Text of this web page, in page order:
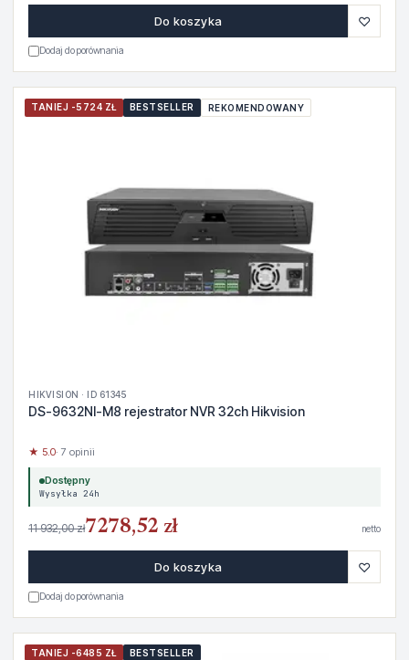
Do koszyka ♡
Dodaj do porównania
TANIEJ -5724 ZŁ BESTSELLER REKOMENDOWANY
HIKVISION · ID 61345
DS-9632NI-M8 rejestrator NVR 32ch Hikvision
★ 5.0· 7 opinii
Dostępny
Wysyłka 24h
11 932,00 zł7278,52 zł netto
Do koszyka ♡
Dodaj do porównania
TANIEJ -6485 ZŁ BESTSELLER